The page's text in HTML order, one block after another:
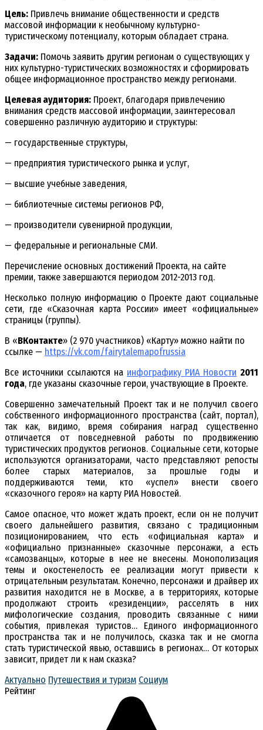
Цель: Привлечь внимание общественности и средств
массовой информации к необычному культурно-
туристическому потенциалу, которым обладает страна.
Задачи: Помочь заявить другим регионам о существующих у
них культурно-туристических возможностях и сформировать
общее информационное пространство между регионами.
Целевая аудитория: Проект, благодаря привлечению
внимания средств массовой информации, заинтересовал
совершенно различную аудиторию и структуры:
— государственные структуры,
— предприятия туристического рынка и услуг,
— высшие учебные заведения,
— библиотечные системы регионов РФ,
— производители сувенирной продукции,
— федеральные и региональные СМИ.
Перечисление основных достижений Проекта, на сайте
премии, также завершаются периодом 2012-2013 год.
Несколько полную информацию о Проекте дают социальные
сети, где «Сказочная карта России» имеет «официальные»
страницы (группы).
В «ВКонтакте» (2 970 участников) «Карту» можно найти по
ссылке — https://vk.com/fairytalemapofrussia
Все источники ссылаются на инфографику РИА Новости 2011
года, где указаны сказочные герои, участвующие в Проекте.
Совершенно замечательный Проект так и не получил своего
собственного информационного пространства (сайт, портал),
так как, видимо, время собирания наград существенно
отличается от повседневной работы по продвижению
туристических продуктов регионов. Социальные сети, которые
используются организаторами, часто представляют репосты
более старых материалов, за прошлые годы и
поддерживаются теми, кто «успел» внести своего
«сказочного героя» на карту РИА Новостей.
Самое опасное, что может ждать проект, если он не получит
своего дальнейшего развития, связано с традиционным
позиционированием, что есть «официальная карта» и
«официально признанные» сказочные персонажи, а есть
«самозванцы», которые в нее не внесены. Монополизация
темы и окостенелость ее реализации могут привести к
отрицательным результатам. Конечно, персонажи и драйвер их
развития находится не в Москве, а в территориях, которые
продолжают строить «резиденции», расселять в них
мифологические создания, проводить связанные с ними
события, привлекая туристов… Единого информационного
пространства так и не получилось, сказка так и не смогла
стать туристической явью, оставшись в регионах… От которых
зависит, придет ли к нам сказка?
Актуально Путешествия и туризм Социум
Рейтинг